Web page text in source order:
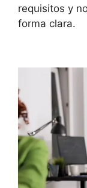
requisitos y
forma clara.